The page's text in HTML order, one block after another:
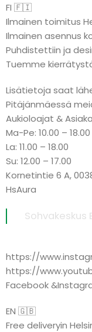
FI 🇫🇮
Ilmainen toimitus
Ilmainen asennus
Puhdistettiin ja
Tuemme
Lisätietoja saat
Pitäjänmäessä
Aukioloajat &
Ma-Pe: 10.00 – 18.00
La: 11.00 – 18.00
Su: 12.00 – 17.00
Kornetintie 6 A,
HsAura
Sohvakeskus
https://
https://
Facebook
EN 🇬🇧
Free deliveryin